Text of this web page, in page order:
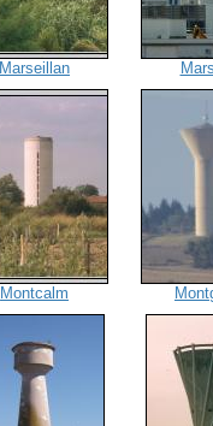
Marseillan
Montcalm